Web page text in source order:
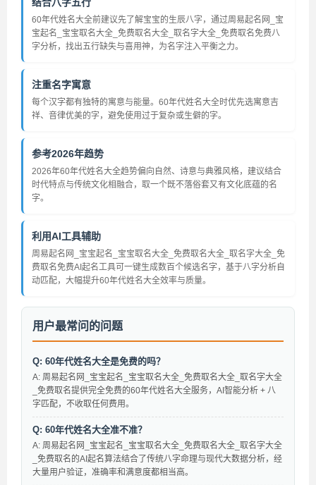
结合八字五行
60年代姓名大全前建议先了解宝宝的生辰八字，通过周易起名网_宝
宝起名_宝宝取名大全_免费取名大全_取名字大全_免费取名免费八
字分析，找出五行缺失与喜用神，为名字注入平衡之力。
注重名字寓意
每个汉字都有独特的寓意与能量。60年代姓名大全时优先选寓意吉
祥、音律优美的字，避免使用过于复杂或生僻的字。
参考2026年趋势
2026年60年代姓名大全趋势偏向自然、诗意与典雅风格，建议结合
时代特点与传统文化相融合，取一个既不落俗套又有文化底蕴的名
字。
利用AI工具辅助
周易起名网_宝宝起名_宝宝取名大全_免费取名大全_取名字大全_免
费取名免费AI起名工具可一键生成数百个候选名字，基于八字分析自
动匹配，大幅提升60年代姓名大全效率与质量。
用户最常问的问题
Q: 60年代姓名大全是免费的吗？
A: 周易起名网_宝宝起名_宝宝取名大全_免费取名大全_取名字大全
_免费取名提供完全免费的60年代姓名大全服务，AI智能分析 + 八
字匹配，不收取任何费用。
Q: 60年代姓名大全准不准？
A: 周易起名网_宝宝起名_宝宝取名大全_免费取名大全_取名字大全
_免费取名的AI起名算法结合了传统八字命理与现代大数据分析，经
大量用户验证，准确率和满意度都相当高。